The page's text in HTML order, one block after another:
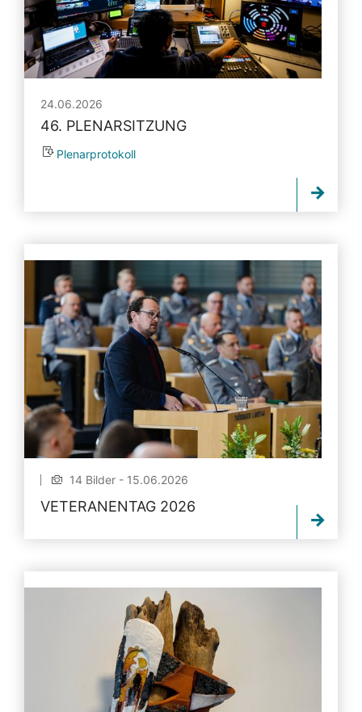
24.06.2026
46. PLENARSITZUNG
Plenarprotokoll
14 Bilder - 15.06.2026
VETERANENTAG 2026